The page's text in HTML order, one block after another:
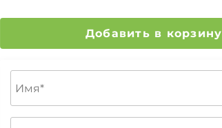
Добавить в корзину